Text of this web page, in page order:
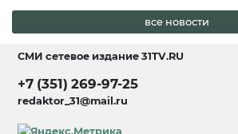
все новости
СМИ сетевое издание31TV.RU
+7 (351) 269-97-25
redaktor_31@mail.ru